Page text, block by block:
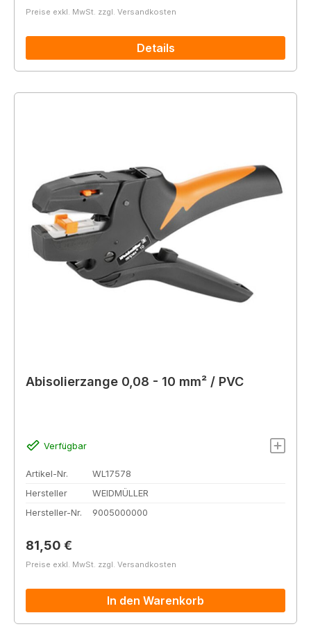
Preise exkl. MwSt. zzgl. Versandkosten
Details
Abisolierzange 0,08 - 10 mm² / PVC
Verfügbar
Artikel-Nr.
WL17578
Hersteller
WEIDMÜLLER
Hersteller-Nr.
9005000000
Regulärer Preis:
81,50 €
Preise exkl. MwSt. zzgl. Versandkosten
In den Warenkorb